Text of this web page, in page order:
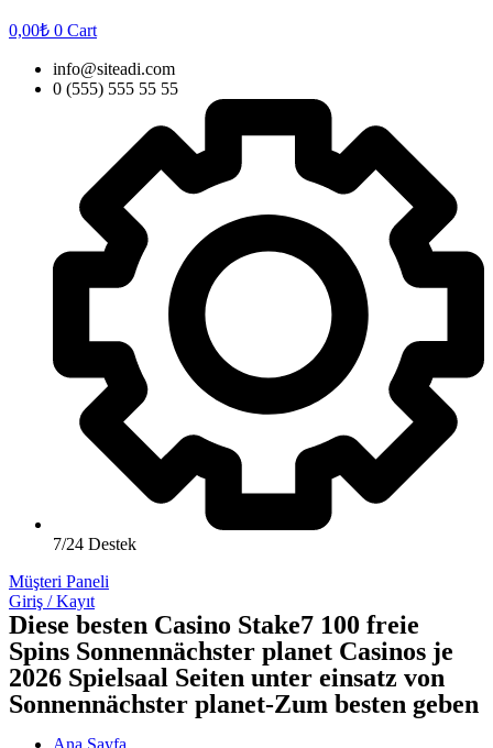
0,00₺ 0 Cart
info@siteadi.com
0 (555) 555 55 55
7/24 Destek
Müşteri Paneli
Giriş / Kayıt
Diese besten Casino Stake7 100 freie
Spins Sonnennächster planet Casinos je
2026 Spielsaal Seiten unter einsatz von
Sonnennächster planet-Zum besten geben
Ana Sayfa